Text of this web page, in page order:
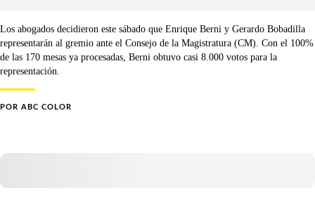
Los abogados decidieron este sábado que Enrique Berni y Gerardo Bobadilla
representarán al gremio ante el Consejo de la Magistratura (CM). Con el 100%
de las 170 mesas ya procesadas, Berni obtuvo casi 8.000 votos para la
representación.
POR ABC COLOR